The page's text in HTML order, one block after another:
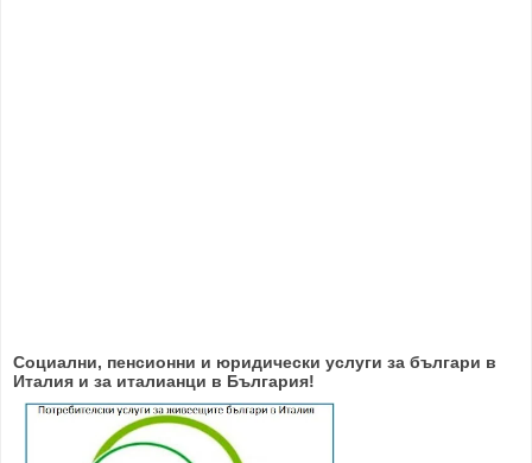
Социални, пенсионни и юридически услуги за българи в
Италия и за италианци в България!